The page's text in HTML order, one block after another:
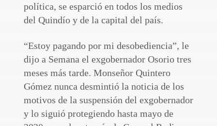
política, se esparció en todos los medios
del Quindío y de la capital del país.
“Estoy pagando por mi desobediencia”, le
dijo a Semana el exgobernador Osorio tres
meses más tarde. Monseñor Quintero
Gómez nunca desmintió la noticia de los
motivos de la suspensión del exgobernador
y lo siguió protegiendo hasta mayo de